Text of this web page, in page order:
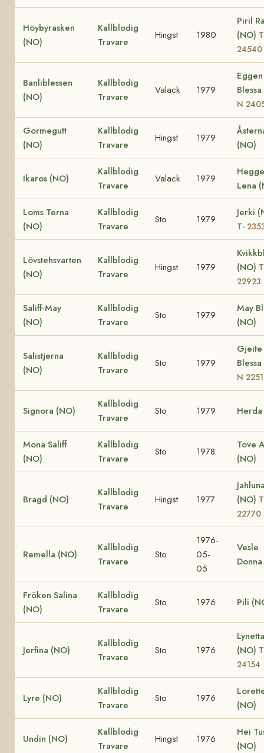
Höybyrasken
(NO)
Kallblodig
Travare
Hingst 1980
Piril
(NO)
24540
Banliblessen
(NO)
Kallblodig
Travare
Valack 1979
Eggen
N
Gormegutt
(NO)
Kallblodig
Travare
Hingst 1979
(NO)
Ikaros (NO)
Kallblodig
Travare
Valack 1979
Hegge
Lena
Loms Terna
(NO)
Kallblodig
Travare
Sto 1979
Jerki
T-
Lövstehsvarten
(NO)
Kallblodig
Travare
Hingst 1979
(NO)
22923
Saliff-May
(NO)
Kallblodig
Travare
Sto 1979
May
(NO)
Salistjerna
(NO)
Kallblodig
Travare
Sto 1979
Gjeite
N
Signora (NO)
Kallblodig
Travare
Sto 1979
Mona Saliff
(NO)
Kallblodig
Travare
Sto 1978
Tove
(NO)
Bragd (NO)
Kallblodig
Travare
Hingst 1977
(NO)
22770
Remella (NO)
Kallblodig
Travare
Sto
1976-
05-
05
Vesle
Fröken Salina
(NO)
Kallblodig
Travare
Sto 1976 Pili
Jerfina (NO)
Kallblodig
Travare
Sto 1976
Lynetta
(NO)
24154
Lyre (NO)
Kallblodig
Travare
Sto 1976
(NO)
Undin (NO)
Kallblodig
Travare
Hingst 1976
Hei
(NO)